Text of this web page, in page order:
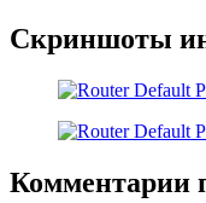
Скриншоты
Комментарии